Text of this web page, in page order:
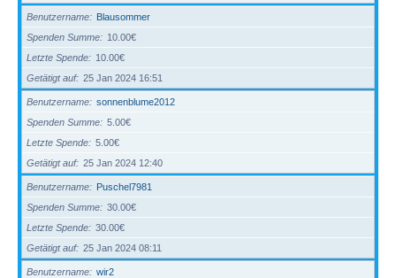
Benutzername
Blausommer
Spenden Summe
10.00€
Letzte Spende
10.00€
Getätigt auf
25 Jan 2024 16:51
Benutzername
sonnenblume2012
Spenden Summe
5.00€
Letzte Spende
5.00€
Getätigt auf
25 Jan 2024 12:40
Benutzername
Puschel7981
Spenden Summe
30.00€
Letzte Spende
30.00€
Getätigt auf
25 Jan 2024 08:11
Benutzername
wir2